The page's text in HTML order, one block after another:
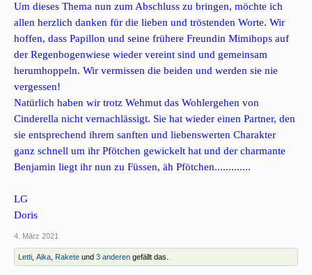
Um dieses Thema nun zum Abschluss zu bringen, möchte ich
allen herzlich danken für die lieben und tröstenden Worte. Wir
hoffen, dass Papillon und seine frühere Freundin Mimihops auf
der Regenbogenwiese wieder vereint sind und gemeinsam
herumhoppeln. Wir vermissen die beiden und werden sie nie
vergessen!
Natürlich haben wir trotz Wehmut das Wohlergehen von
Cinderella nicht vernachlässigt. Sie hat wieder einen Partner, den
sie entsprechend ihrem sanften und liebenswerten Charakter
ganz schnell um ihr Pfötchen gewickelt hat und der charmante
Benjamin liegt ihr nun zu Füssen, äh Pfötchen.............
LG
Doris
4. März 2021
Letti Aika Rakete und 3 anderen gefällt das.